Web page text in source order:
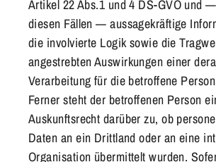
Artikel 22 Abs.1 und 4 DS-GVO und
diesen Fällen — aussagekräftige
die involvierte Logik sowie die
angestrebten Auswirkungen einer
Verarbeitung für die betroffene Person
Ferner steht der betroffenen Person
Auskunftsrecht darüber zu, ob
Daten an ein Drittland oder an eine
Organisation übermittelt wurden.